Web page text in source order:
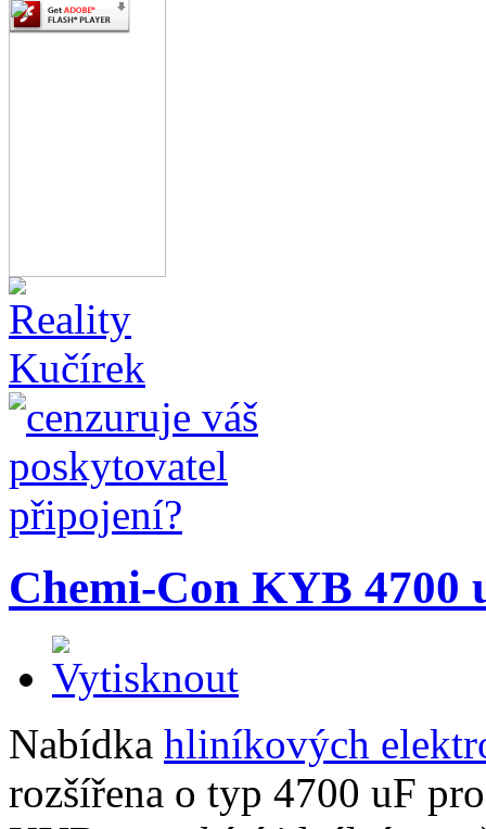
Chemi-Con KYB 4700
Nabídka hliníkových
rozšířena o typ 4700 uF